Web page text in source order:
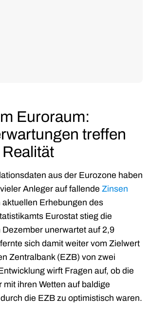
Euroraum:
treffen
aus der Eurozone haben
Anleger auf fallende Zinsen
Erhebungen des
Eurostat stieg die
Dezember unerwartet auf 2,9
sich damit weiter vom Zielwert
Zentralbank (EZB) von zwei
wirft Fragen auf, ob die
mit ihren Wetten auf baldige
die EZB zu optimistisch waren.